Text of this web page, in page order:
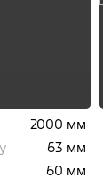
2000 мм
63 мм
60 мм